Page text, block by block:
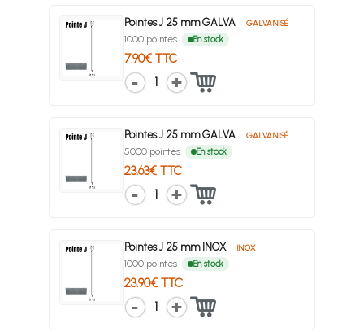
Pointes J 25 mm GALVA GALVANISÉ
1000 pointes En stock
7.90€ TTC
1
Pointes J 25 mm GALVA GALVANISÉ
5000 pointes En stock
23.63€ TTC
1
Pointes J 25 mm INOX INOX
1000 pointes En stock
23.90€ TTC
1